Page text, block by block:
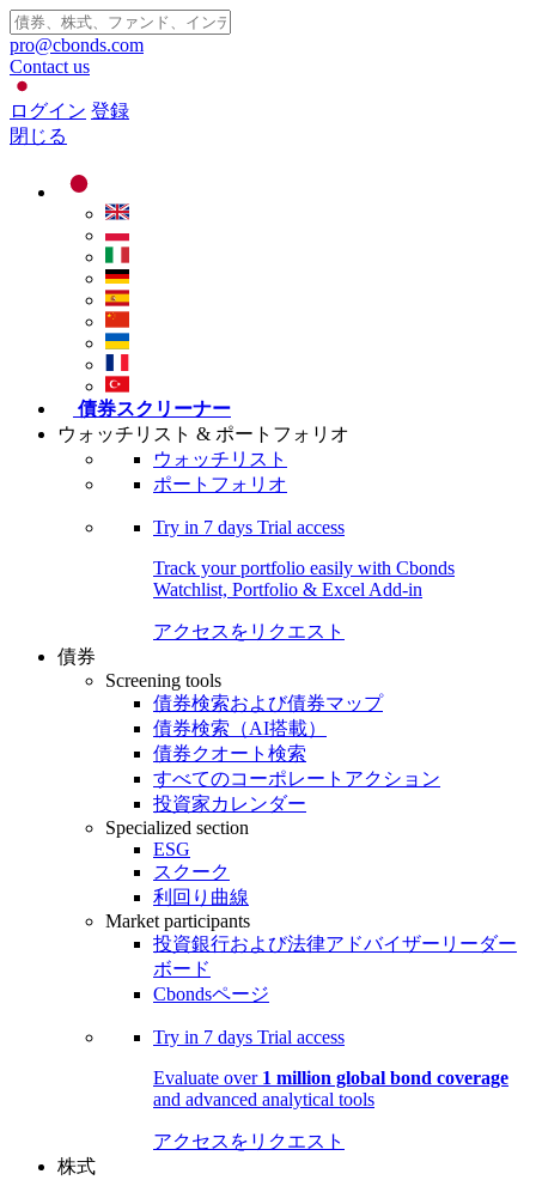
pro@cbonds.com
Contact us
ログイン 登録
閉じる
債券スクリーナー
ウォッチリスト & ポートフォリオ
ウォッチリスト
ポートフォリオ
Try in 7 days Trial access
Track your portfolio easily with Cbonds
Watchlist, Portfolio & Excel Add-in
アクセスをリクエスト
債券
Screening tools
債券検索および債券マップ
債券検索（AI搭載）
債券クオート検索
すべてのコーポレートアクション
投資家カレンダー
Specialized section
ESG
スクーク
利回り曲線
Market participants
投資銀行および法律アドバイザーリーダー
ボード
Cbondsページ
Try in 7 days Trial access
Evaluate over 1 million global bond coverage
and advanced analytical tools
アクセスをリクエスト
株式